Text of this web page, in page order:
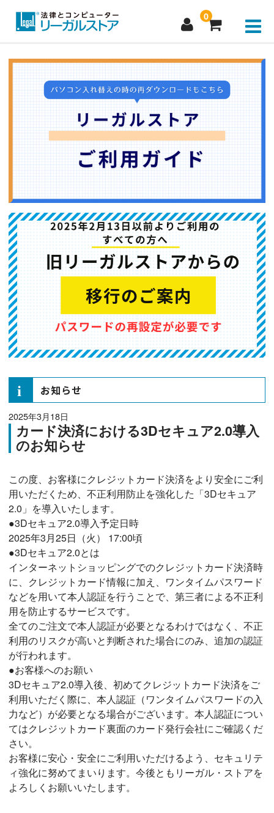
0
新規会員登録
マイページログイン
パスワードをお忘れの方
お知らせ
2025年3月18日
カード決済における3Dセキュア2.0導入
のお知らせ
この度、お客様にクレジットカード決済をより安全にご利
用いただくため、不正利用防止を強化した「3Dセキュア
2.0」を導入いたします。
●3Dセキュア2.0導入予定日時
2025年3月25日（火） 17:00頃
●3Dセキュア2.0とは
インターネットショッピングでのクレジットカード決済時
に、クレジットカード情報に加え、ワンタイムパスワード
などを用いて本人認証を行うことで、第三者による不正利
用を防止するサービスです。
全てのご注文で本人認証が必要となるわけではなく、不正
利用のリスクが高いと判断された場合にのみ、追加の認証
が行われます。
●お客様へのお願い
3Dセキュア2.0導入後、初めてクレジットカード決済をご
利用いただく際に、本人認証（ワンタイムパスワードの入
力など）が必要となる場合がございます。本人認証につい
てはクレジットカード裏面のカード発行会社にご確認くだ
さい。
お客様に安心・安全にご利用いただけるよう、セキュリテ
ィ強化に努めてまいります。今後ともリーガル・ストアを
よろしくお願いいたします。